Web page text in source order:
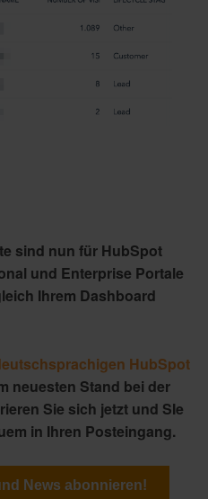
sind nun für HubSpot
und Enterprise Portale
Ihrem Dashboard
HubSpot
neuesten Stand bei der
Sie sich jetzt und SIe
in Ihren Posteingang.
News abonnieren!